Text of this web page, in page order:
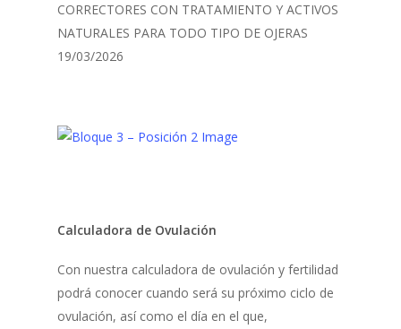
CORRECTORES CON TRATAMIENTO Y ACTIVOS
NATURALES PARA TODO TIPO DE OJERAS
19/03/2026
Calculadora de Ovulación
Con nuestra calculadora de ovulación y fertilidad
podrá conocer cuando será su próximo ciclo de
ovulación, así como el día en el que,